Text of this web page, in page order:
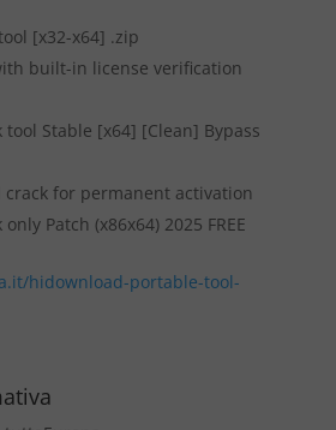
[x32-x64] .zip
built-in license verification
tool Stable [x64] [Clean] Bypass
crack for permanent activation
only Patch (x86x64) 2025 FREE
hidownload-portable-tool-